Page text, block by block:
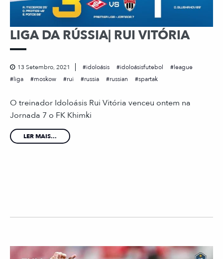
LIGA DA RÚSSIA| RUI VITÓRIA
13 Setembro, 2021 idoloásis idoloásisfutebol
league
liga
moskow rui russia russian spartak
O treinador Idoloásis Rui Vitória venceu ontem na
Jornada 7 o FK Khimki
LER MAIS...